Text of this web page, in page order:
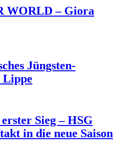
WORLD – Giora
Jüngsten-
Lippe
Sieg – HSG
in die neue Saison